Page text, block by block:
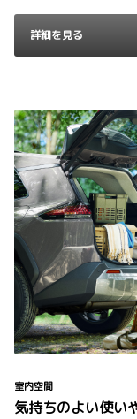
詳細を見る
室内空間
気持ちのよい使い